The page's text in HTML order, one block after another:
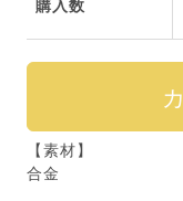
購入数
【素材】
合金